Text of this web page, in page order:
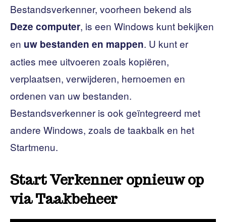
Bestandsverkenner, voorheen bekend als
Deze computer, is een Windows kunt bekijken
en uw bestanden en mappen. U kunt er
acties mee uitvoeren zoals kopiëren,
verplaatsen, verwijderen, hernoemen en
ordenen van uw bestanden.
Bestandsverkenner is ook geïntegreerd met
andere Windows, zoals de taakbalk en het
Startmenu.
Start Verkenner opnieuw op
via Taakbeheer